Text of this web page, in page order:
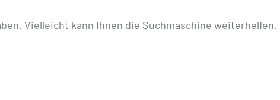
Vielleicht kann Ihnen die Suchmaschine weiterhelfen.